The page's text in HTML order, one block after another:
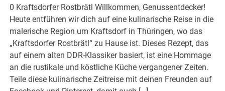
0 Kraftsdorfer Rostbrätl Willkommen, Genussentdecker!
Heute entführen wir dich auf eine kulinarische Reise in die
malerische Region um Kraftsdorf in Thüringen, wo das
„Kraftsdorfer Rostbrätl“ zu Hause ist. Dieses Rezept, das
auf einem alten DDR-Klassiker basiert, ist eine Hommage
an die rustikale und köstliche Küche vergangener Zeiten.
Teile diese kulinarische Zeitreise mit deinen Freunden auf